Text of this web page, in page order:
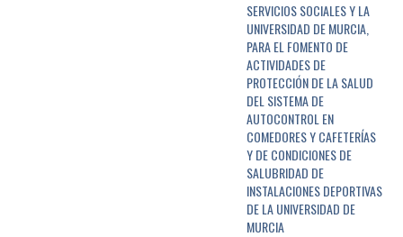
SERVICIOS SOCIALES Y LA
UNIVERSIDAD DE MURCIA,
PARA EL FOMENTO DE
ACTIVIDADES DE
PROTECCIÓN DE LA SALUD
DEL SISTEMA DE
AUTOCONTROL EN
COMEDORES Y CAFETERÍAS
Y DE CONDICIONES DE
SALUBRIDAD DE
INSTALACIONES DEPORTIVAS
DE LA UNIVERSIDAD DE
MURCIA